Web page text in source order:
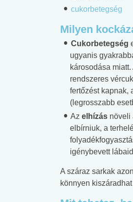
cukorbetegség
Milyen
Cukorbetegség
ugyanis
károsodása
rendszeres
fertőzést kapnak,
(legrosszabb
Az elhízás növeli
elbírniuk, a
igénybevett
A száraz sarkak
könnyen